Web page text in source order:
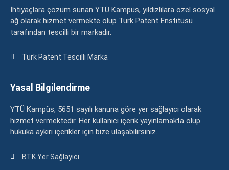
İhtiyaçlara çözüm sunan YTÜ Kampüs, yıldızlılara özel sosyal
ağ olarak hizmet vermekte olup Türk Patent Enstitüsü
tarafından tescilli bir markadır.
Türk Patent Tescilli Marka
Yasal Bilgilendirme
YTÜ Kampüs, 5651 sayılı kanuna göre yer sağlayıcı olarak
hizmet vermektedir. Her kullanıcı içerik yayınlamakta olup
hukuka aykırı içerikler için bize ulaşabilirsiniz.
BTK Yer Sağlayıcı